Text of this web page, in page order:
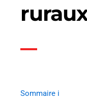
Sommaire i